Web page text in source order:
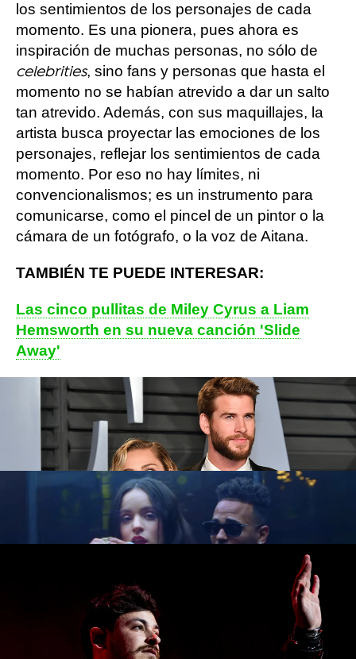
los sentimientos de los personajes de cada
momento. Es una pionera, pues ahora es
inspiración de muchas personas, no sólo de
celebrities, sino fans y personas que hasta el
momento no se habían atrevido a dar un salto
tan atrevido. Además, con sus maquillajes, la
artista busca proyectar las emociones de los
personajes, reflejar los sentimientos de cada
momento. Por eso no hay límites, ni
convencionalismos; es un instrumento para
comunicarse, como el pincel de un pintor o la
cámara de un fotógrafo, o la voz de Aitana.
TAMBIÉN TE PUEDE INTERESAR:
Las cinco pullitas de Miley Cyrus a Liam
Hemsworth en su nueva canción 'Slide
Away'
'Yo x ti, tú x mí', de Rosalía y Ozuna:
videoclip y letra del temazo caribeño del
verano
Cepeda vuelve a ser noticia por la
'polémica' letra de una de sus canciones
Instagram